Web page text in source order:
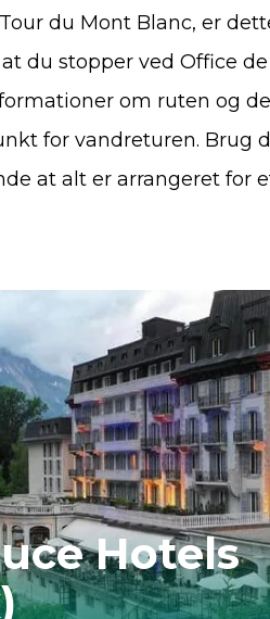
du Mont Blanc, er
du stopper ved Office
om ruten og
for vandreturen. Brug
at alt er arrangeret for
Hotels